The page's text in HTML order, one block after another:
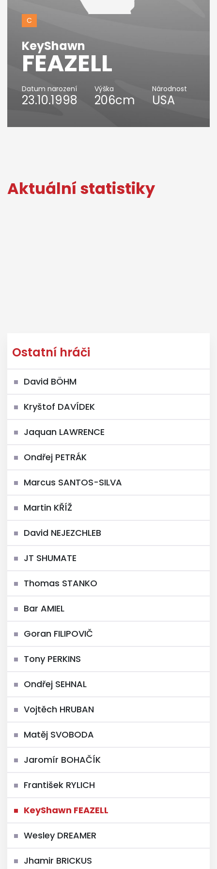
C
KeyShawn
FEAZELL
Datum narození
23.10.1998
Výška
206cm
Národnost
USA
Aktuální statistiky
Ostatní hráči
David BÖHM
Kryštof DAVÍDEK
Jaquan LAWRENCE
Ondřej PETRÁK
Marcus SANTOS-SILVA
Martin KŘÍŽ
David NEJEZCHLEB
JT SHUMATE
Thomas STANKO
Bar AMIEL
Goran FILIPOVIČ
Tony PERKINS
Ondřej SEHNAL
Vojtěch HRUBAN
Matěj SVOBODA
Jaromír BOHAČÍK
František RYLICH
KeyShawn FEAZELL
Wesley DREAMER
Jhamir BRICKUS